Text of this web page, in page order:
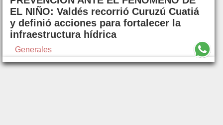
EL NIÑO: Valdés recorrió Curuzú Cuatiá
y definió acciones para fortalecer la
infraestructura hídrica
Generales